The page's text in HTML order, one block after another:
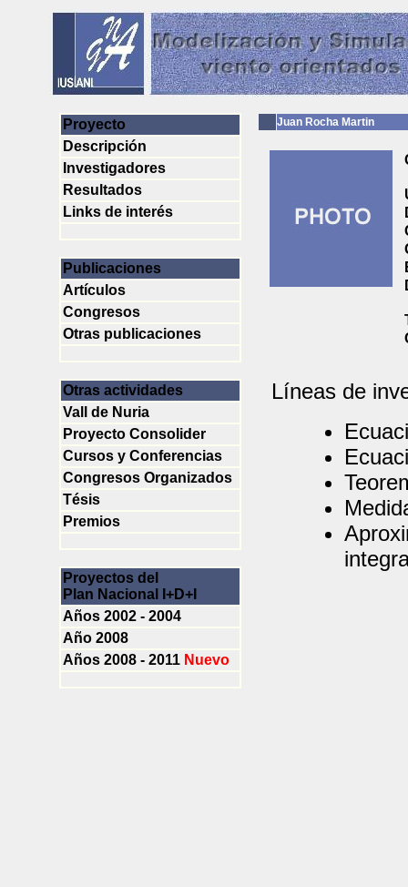
Proyecto
Descripción
Investigadores
Resultados
Links de interés
Publicaciones
Artículos
Congresos
Otras publicaciones
Otras actividades
Vall de Nuria
Proyecto Consolider
Cursos y Conferencias
Congresos Organizados
Tésis
Premios
Proyectos del
Plan Nacional I+D+I
Años 2002 - 2004
Año 2008
Años 2008 - 2011 N uevo
Juan Rocha Martin
Líneas de